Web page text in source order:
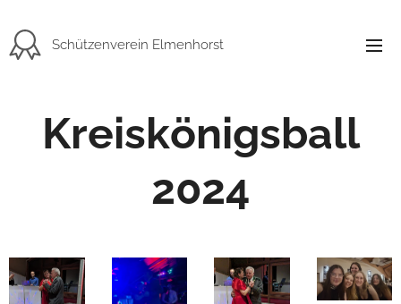
Schützenverein Elmenhorst
Kreiskönigsball
2024